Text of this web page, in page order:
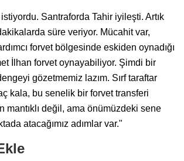
Santraforda Tahir iyileşti. Artık
süre veriyor. Mücahit var,
forvet bölgesinde eskiden oynadığı
İlhan forvet oynayabiliyor. Şimdi bir
gözetmemiz lazım. Sırf taraftar
kala, bu senelik bir forvet transferi
mantıklı değil, ama önümüzdeki sene
atacağımız adımlar var."